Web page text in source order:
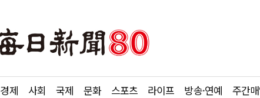
경제 사회 국제 문화 스포츠 라이프 방송·연예 주간